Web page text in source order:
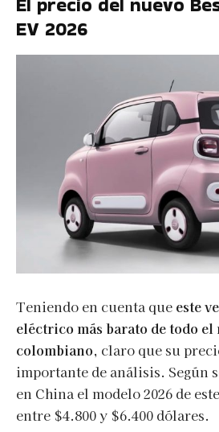
EV 2026
Teniendo en cuenta que este
eléctrico más barato de todo el
colombiano, claro que su
importante de análisis. Según
en China el modelo 2026 de este
entre $4.800 y $6.400 dólares.